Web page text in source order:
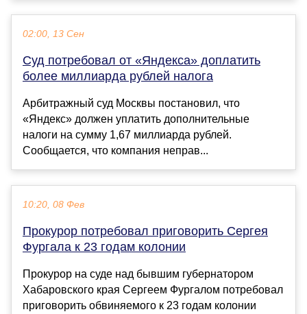
02:00, 13 Сен
Суд потребовал от «Яндекса» доплатить
более миллиарда рублей налога
Арбитражный суд Москвы постановил, что
«Яндекс» должен уплатить дополнительные
налоги на сумму 1,67 миллиарда рублей.
Сообщается, что компания неправ...
10:20, 08 Фев
Прокурор потребовал приговорить Сергея
Фургала к 23 годам колонии
Прокурор на суде над бывшим губернатором
Хабаровского края Сергеем Фургалом потребовал
приговорить обвиняемого к 23 годам колонии